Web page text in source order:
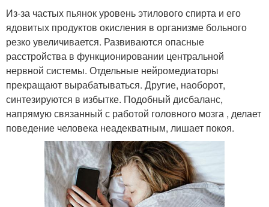
Из-за частых пьянок уровень этилового спирта и его
ядовитых продуктов окисления в организме больного
резко увеличивается. Развиваются опасные
расстройства в функционировании центральной
нервной системы. Отдельные нейромедиаторы
прекращают вырабатываться. Другие, наоборот,
синтезируются в избытке. Подобный дисбаланс,
напрямую связанный с работой головного мозга , делает
поведение человека неадекватным, лишает покоя.